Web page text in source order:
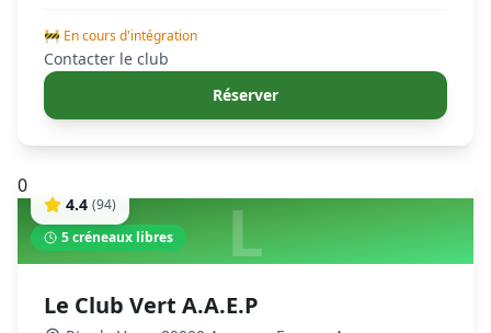
🚧 En cours d'intégration
Contacter le club
Réserver
0
L
4.4 (94)
5créneaux libres
Le Club Vert A.A.E.P